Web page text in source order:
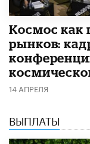
Космос как
рынков:
14 АПРЕЛЯ
ВЫПЛАТЫ